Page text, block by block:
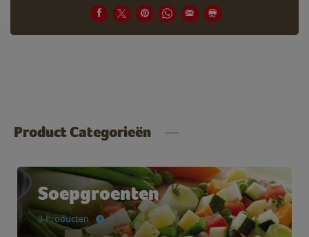
Product Categorieën
Soepgroenten
3 Producten